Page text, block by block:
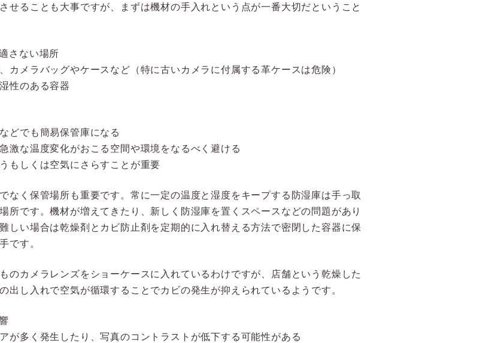
せることも大事ですが、まずは機材の手入れという点が一番大切だということ
さない場所
カメラバッグやケースなど（特に古いカメラに付属する革ケースは危険）
性のある容器
どでも簡易保管庫になる
激な温度変化がおこる空間や環境をなるべく避ける
もしくは空気にさらすことが重要
なく保管場所も重要です。常に一定の温度と湿度をキープする防湿庫は手っ取
所です。機材が増えてきたり、新しく防湿庫を置くスペースなどの問題があり
しい場合は乾燥剤とカビ防止剤を定期的に入れ替える方法で密閉した容器に保
です。
のカメラレンズをショーケースに入れているわけですが、店舗という乾燥した
出し入れで空気が循環することでカビの発生が抑えられているようです。
が多く発生したり、写真のコントラストが低下する可能性がある